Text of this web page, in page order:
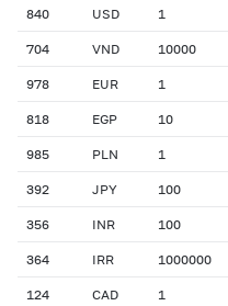
840 USD 1
704 VND 10000
978 EUR 1
818 EGP 10
985 PLN 1
392 JPY 100
356 INR 100
364 IRR 1000000
124 CAD 1